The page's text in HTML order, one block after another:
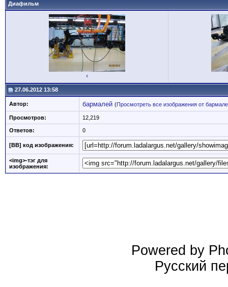
Диафильм
‹
27.06.2012 13:58
Автор: бармалей (Просмотреть все изображения от
Просмотров: 12,219
Ответов: 0
[BB] код изображения:
<img>-тэг для
изображения:
Powered by
Русский